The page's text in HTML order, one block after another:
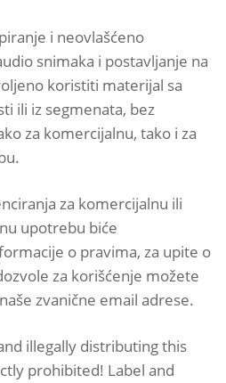
i neovlašćeno
snimaka i postavljanje na
koristiti materijal sa
ili iz segmenata, bez
za komercijalnu, tako i za
za komercijalnu ili
upotrebu biće
o pravima, za upite o
za korišćenje možete
zvanične email adrese.
illegally distributing this
prohibited! Label and